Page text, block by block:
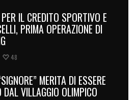
IL CREDITO SPORTIVO E
PRIMA OPERAZIONE DI
48
MERITA DI ESSERE
DAL VILLAGGIO OLIMPICO